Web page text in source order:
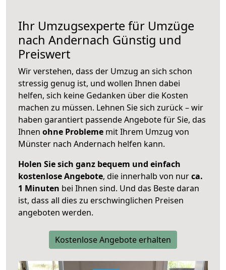
Ihr Umzugsexperte für Umzüge
nach Andernach Günstig und
Preiswert
Wir verstehen, dass der Umzug an sich schon
stressig genug ist, und wollen Ihnen dabei
helfen, sich keine Gedanken über die Kosten
machen zu müssen. Lehnen Sie sich zurück – wir
haben garantiert passende Angebote für Sie, das
Ihnen ohne Probleme mit Ihrem Umzug von
Münster nach Andernach helfen kann.
Holen Sie sich ganz bequem und einfach
kostenlose Angebote, die innerhalb von nurca.
1 Minuten bei Ihnen sind. Und das Beste daran
ist, dass all dies zu erschwinglichen Preisen
angeboten werden.
Kostenlose Angebote erhalten